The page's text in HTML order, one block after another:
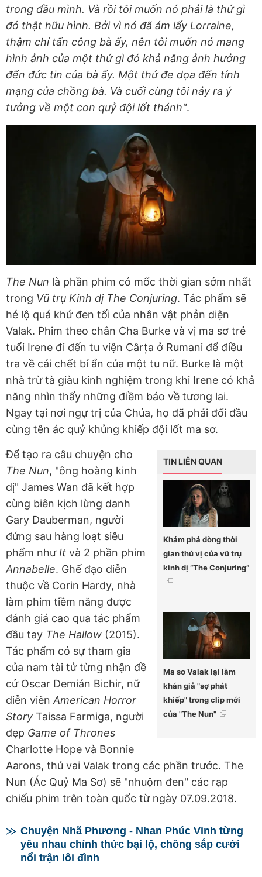
trong đầu mình. Và rồi tôi muốn nó phải là thứ gì
đó thật hữu hình. Bởi vì nó đã ám lấy Lorraine,
thậm chí tấn công bà ấy, nên tôi muốn nó mang
hình ảnh của một thứ gì đó khả năng ảnh hưởng
đến đức tin của bà ấy. Một thứ đe dọa đến tính
mạng của chồng bà. Và cuối cùng tôi nảy ra ý
tưởng về một con quỷ đội lốt thánh".
The Nun là phần phim có mốc thời gian sớm nhất
trong Vũ trụ Kinh dị The Conjuring. Tác phẩm sẽ
hé lộ quá khứ đen tối của nhân vật phản diện
Valak. Phim theo chân Cha Burke và vị ma sơ trẻ
tuổi Irene đi đến tu viện Cârța ở Rumani để điều
tra về cái chết bí ẩn của một tu nữ. Burke là một
nhà trừ tà giàu kinh nghiệm trong khi Irene có khả
năng nhìn thấy những điềm báo về tương lai.
Ngay tại nơi ngự trị của Chúa, họ đã phải đối đầu
cùng tên ác quỷ khủng khiếp đội lốt ma sơ.
TIN LIÊN QUAN
Khám phá dòng thời
gian thú vị của vũ trụ
kinh dị “The Conjuring”
Ma sơ Valak lại làm
khán giả "sợ phát
khiếp" trong clip mới
của "The Nun"
Để tạo ra câu chuyện cho
The Nun, "ông hoàng kinh
dị" James Wan đã kết hợp
cùng biên kịch lừng danh
Gary Dauberman, người
đứng sau hàng loạt siêu
phẩm nhưIt và 2 phần phim
Annabelle. Ghế đạo diễn
thuộc về Corin Hardy, nhà
làm phim tiềm năng được
đánh giá cao qua tác phẩm
đầu tay The Hallow (2015).
Tác phẩm có sự tham gia
của nam tài tử từng nhận đề
cử Oscar Demián Bichir, nữ
diễn viênAmerican Horror
Story Taissa Farmiga, người
đẹp Game of Thrones
Charlotte Hope và Bonnie
Aarons, thủ vai Valak trong các phần trước. The
Nun (Ác Quỷ Ma Sơ) sẽ "nhuộm đen" các rạp
chiếu phim trên toàn quốc từ ngày 07.09.2018.
Chuyện Nhã Phương - Nhan Phúc Vinh từng
yêu nhau chính thức bại lộ, chồng sắp cưới
nổi trận lôi đình